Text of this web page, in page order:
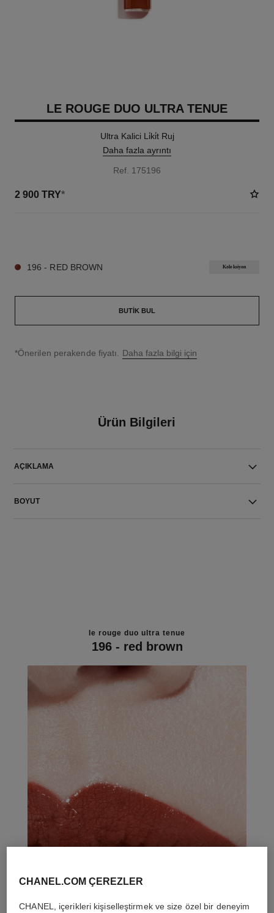
LE ROUGE DUO ULTRA TENUE
Ultra Kalici Li̇ki̇t Ruj
Daha fazla ayrıntı
Ref. 175196
2 900 TRY*
196 - RED BROWN Koleksiyon
BUTIK BUL
↩
*Önerilen perakende fiyatı. Daha fazla bilgi için
Ürün Bilgileri
AÇIKLAMA
BOYUT
le rouge duo ultra tenue
196 - red brown
CHANEL.COM ÇEREZLER
CHANEL, içerikleri kişiselleştirmek ve size özel bir deneyim